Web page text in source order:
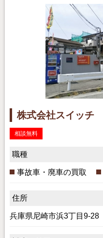
株式会社スイッチ
相談無料
職種
事故車・廃車の買取
住所
兵庫県尼崎市浜3丁目9-28